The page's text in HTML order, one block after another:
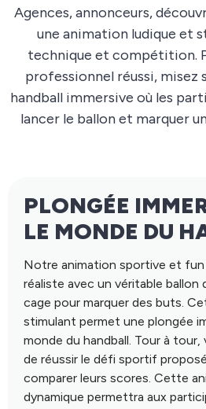
Agences, annonceurs,
une animation ludique et
technique et compétition.
professionnel réussi,
handball immersive où les
lancer le ballon et marquer
PLONGÉE
LE MONDE DU
Notre animation sportive et
réaliste avec un véritable ballon
cage pour marquer des buts.
stimulant permet une plongée
monde du handball. Tour à
de réussir le défi sportif
comparer leurs scores. Cette
dynamique permettra aux